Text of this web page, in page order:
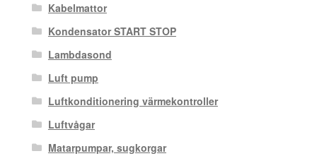
Kabelmattor
Kondensator START STOP
Lambdasond
Luft pump
Luftkonditionering värmekontroller
Luftvågar
Matarpumpar, sugkorgar